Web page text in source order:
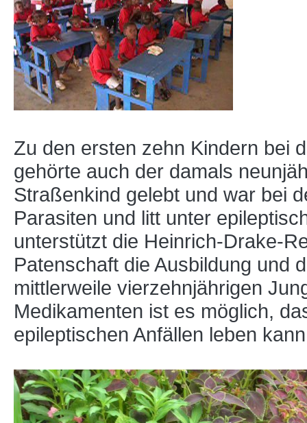
Zu den ersten zehn Kindern bei
gehörte auch der damals
Straßenkind gelebt und war bei
Parasiten und litt unter
unterstützt die Heinrich-Drake-
Patenschaft die Ausbildung und
mittlerweile vierzehnjährigen
Medikamenten ist es möglich,
epileptischen Anfällen leben